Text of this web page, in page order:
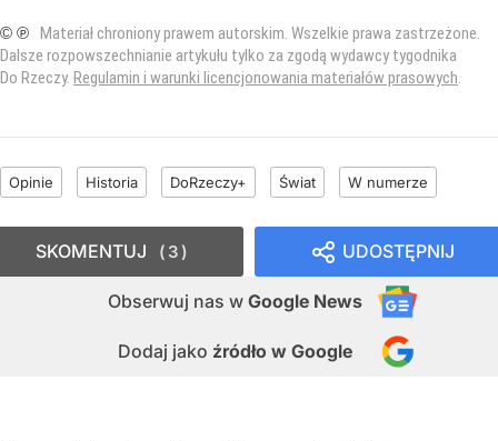
© ℗ Materiał chroniony prawem autorskim. Wszelkie prawa zastrzeżone.
Dalsze rozpowszechnianie artykułu tylko za zgodą wydawcy tygodnika
Do Rzeczy. Regulamin i warunki licencjonowania materiałów prasowych.
Opinie Historia DoRzeczy+ Świat W numerze
UDOSTĘPNIJ
Obserwuj nas w Google News
Dodaj jako źródło w Google
SKOMENTUJ 3